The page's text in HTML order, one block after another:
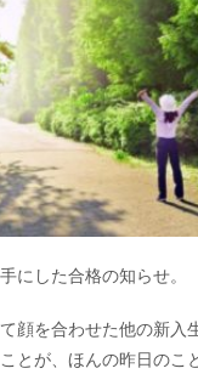
にした合格の知らせ。
顔を合わせた他の新入
とが、ほんの昨日のこ